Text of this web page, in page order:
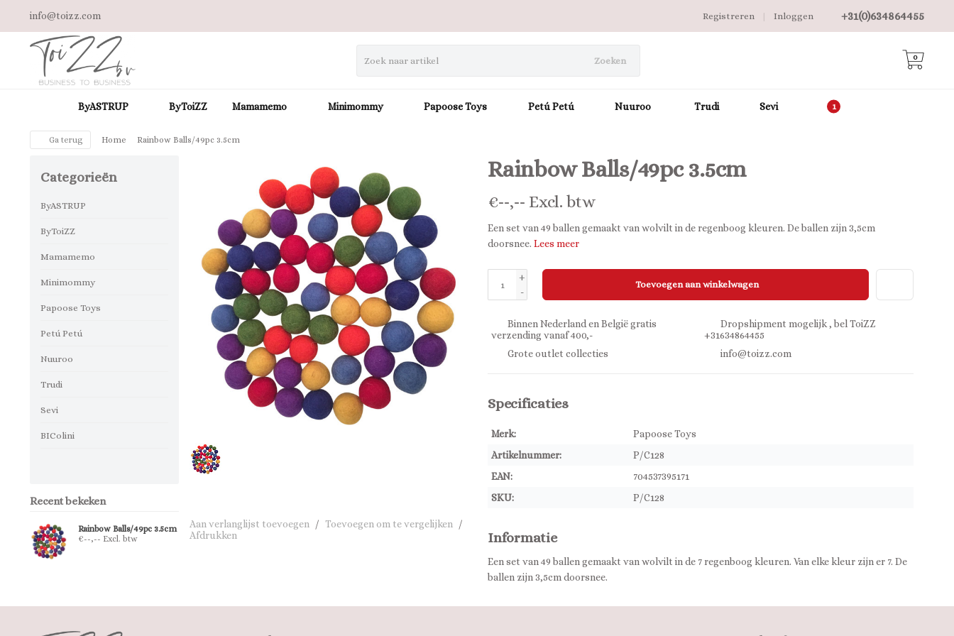
info@toizz.com +31(0)634864455
Inloggen
|
Registreren
Zoeken 0
ByASTRUP ByToiZZ Mamamemo Minimommy Papoose Toys Petú Petú Nuuroo Trudi Sevi
Ga terug Home Rainbow Balls/49pc 3.5cm
Categorieën
ByASTRUP
ByToiZZ
Mamamemo
Minimommy
Papoose Toys
Petú Petú
Nuuroo
Trudi
Sevi
BIColini
Recent bekeken
Rainbow Balls/49pc 3.5cm
€--,-- Excl. btw
Aan verlanglijst toevoegen / Toevoegen om te vergelijken
/
Afdrukken
Rainbow Balls/49pc 3.5cm
€--,-- Excl. btw
Een set van 49 ballen gemaakt van wolvilt in de regenboog kleuren. De ballen zijn 3,5cm
doorsnee. Lees meer
+
-
Toevoegen aan winkelwagen
Binnen Nederland en België gratis
verzending vanaf 400,-
Dropshipment mogelijk , bel ToiZZ
+31634864455
Grote outlet collecties
info@toizz.com
Specificaties
Merk:
Papoose Toys
Artikelnummer:
P/C128
EAN:
704537395171
SKU:
P/C128
Informatie
Een set van 49 ballen gemaakt van wolvilt in de 7 regenboog kleuren. Van elke kleur zijn er 7. De
ballen zijn 3,5cm doorsnee.